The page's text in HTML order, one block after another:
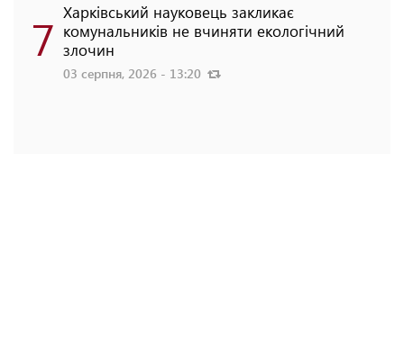
7 Харківський науковець закликає
комунальників не вчиняти екологічний
злочин
03 серпня, 2026 - 13:20